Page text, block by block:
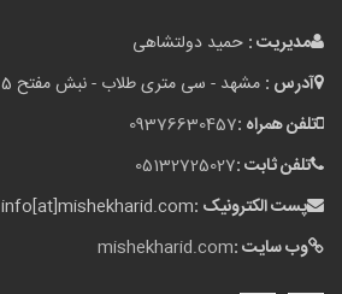
مدیریت : حمید دولتشاهی
آدرس : مشهد - سی متری طلاب - نبش مفتح 5 - فروشگاه میشه خرید
تلفن همراه :09376630457
تلفن ثابت :05132725027
پست الکترونیک :info[at]mishekharid.com
وب سایت :mishekharid.com